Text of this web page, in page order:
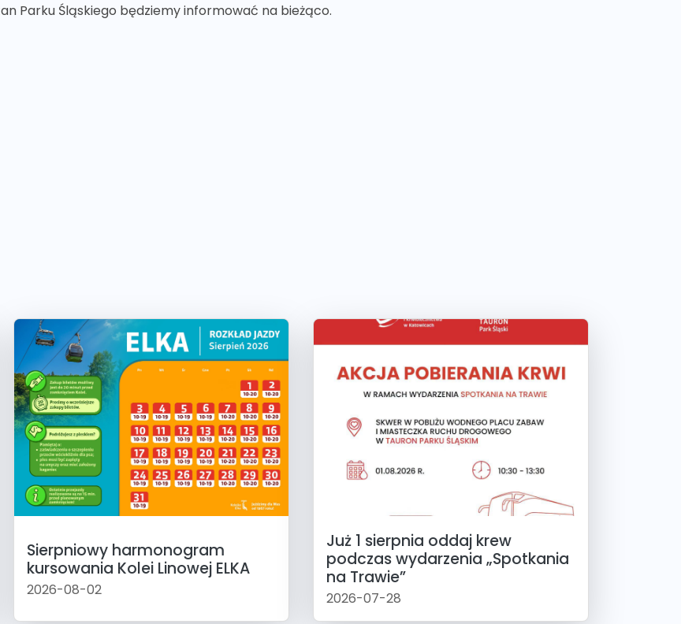
Parku Śląskiego będziemy informować na bieżąco.
Sierpniowy harmonogram
kursowania Kolei Linowej ELKA
2026-08-02
Już 1 sierpnia oddaj krew
podczas wydarzenia „Spotkania
na Trawie”
2026-07-28